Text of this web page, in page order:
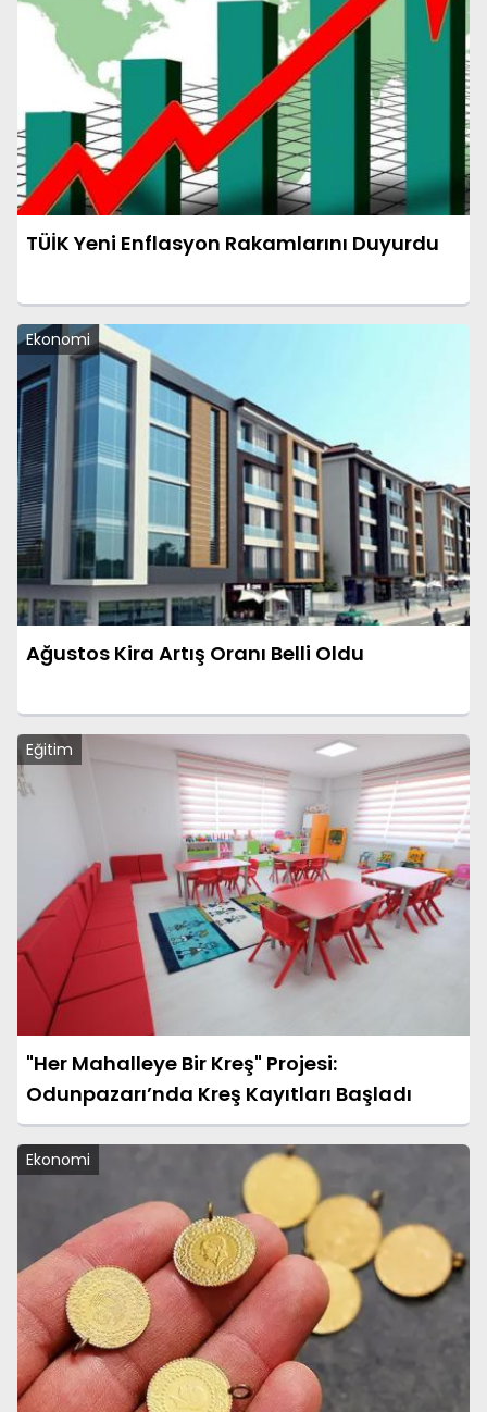
TÜİK Yeni Enflasyon Rakamlarını Duyurdu
Ekonomi
Ağustos Kira Artış Oranı Belli Oldu
Eğitim
"Her Mahalleye Bir Kreş" Projesi:
Odunpazarı’nda Kreş Kayıtları Başladı
Ekonomi